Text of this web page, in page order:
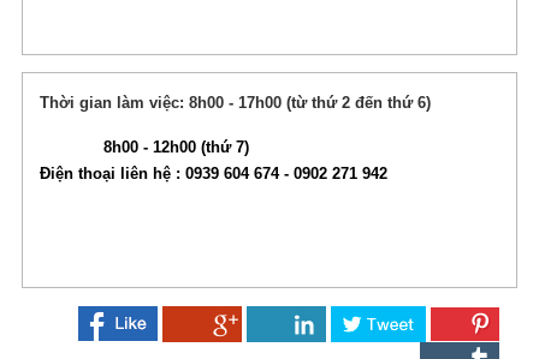
Thời gian làm việc: 8h00 - 17h00 (từ thứ 2 đến thứ 6)
8h00 - 12h00 (thứ 7)
Điện thoại liên hệ : 0939 604 674 - 0902 271 942